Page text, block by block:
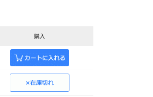
購入